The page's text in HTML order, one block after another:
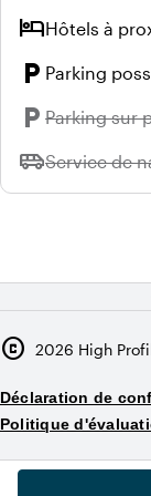
hotelHôtels à
local_parking Parking
local_parking Indisponible
Parking sur
airport_shuttleIndisponible
Service de
copyright 2026 High
Déclaration de
Politique